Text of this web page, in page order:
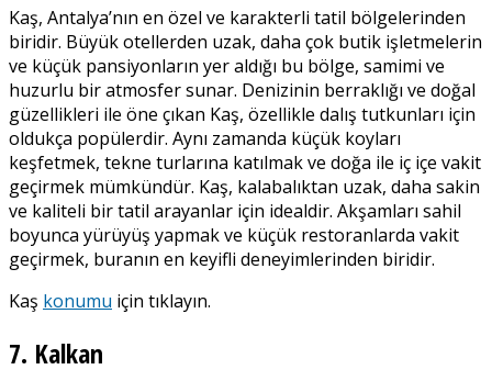
Kaş, Antalya’nın en özel ve karakterli tatil bölgelerinden
biridir. Büyük otellerden uzak, daha çok butik işletmelerin
ve küçük pansiyonların yer aldığı bu bölge, samimi ve
huzurlu bir atmosfer sunar. Denizinin berraklığı ve doğal
güzellikleri ile öne çıkan Kaş, özellikle dalış tutkunları için
oldukça popülerdir. Aynı zamanda küçük koyları
keşfetmek, tekne turlarına katılmak ve doğa ile iç içe vakit
geçirmek mümkündür. Kaş, kalabalıktan uzak, daha sakin
ve kaliteli bir tatil arayanlar için idealdir. Akşamları sahil
boyunca yürüyüş yapmak ve küçük restoranlarda vakit
geçirmek, buranın en keyifli deneyimlerinden biridir.
Kaş konumu için tıklayın.
7. Kalkan